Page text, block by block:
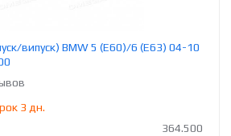
випуск) BMW 5 (E60)/6 (E63) 04-10
3 дн.
364.500